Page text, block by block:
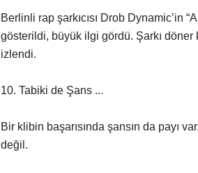
Berlinli rap şarkıcısı Drob Dynamic’in
gösterildi, büyük ilgi gördü. Şarkı
izlendi.
10. Tabiki de Şans ...
Bir klibin başarısında şansın da payı
değil.